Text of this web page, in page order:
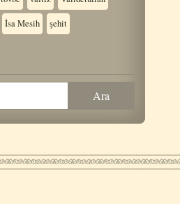
İsa Mesih şehit